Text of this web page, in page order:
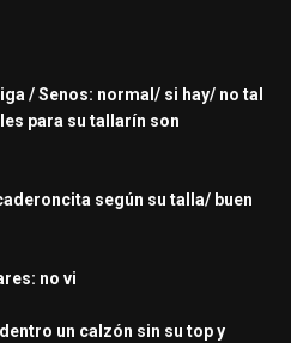
/ Senos: normal/ si hay/ no tal
para su tallarín son
según su talla/ buen
no vi
un calzón sin su top y